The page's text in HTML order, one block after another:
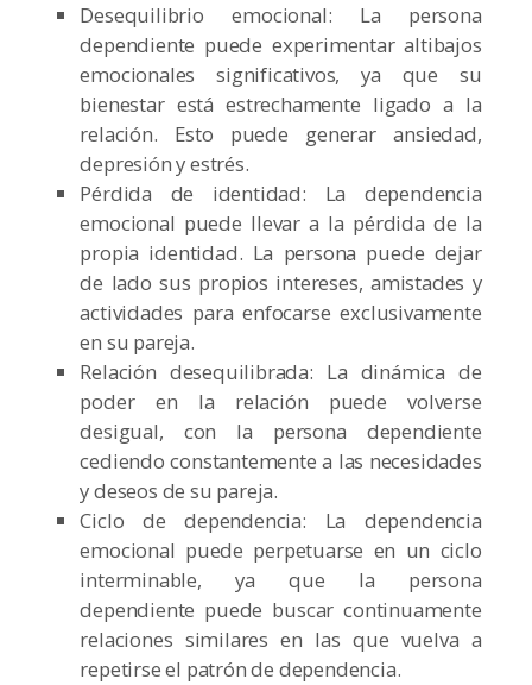
Desequilibrio emocional: La persona
dependiente puede experimentar altibajos
emocionales significativos, ya que su
bienestar está estrechamente ligado a la
relación. Esto puede generar ansiedad,
depresión y estrés.
Pérdida de identidad: La dependencia
emocional puede llevar a la pérdida de la
propia identidad. La persona puede dejar
de lado sus propios intereses, amistades y
actividades para enfocarse exclusivamente
en su pareja.
Relación desequilibrada: La dinámica de
poder en la relación puede volverse
desigual, con la persona dependiente
cediendo constantemente a las necesidades
y deseos de su pareja.
Ciclo de dependencia: La dependencia
emocional puede perpetuarse en un ciclo
interminable, ya que la persona
dependiente puede buscar continuamente
relaciones similares en las que vuelva a
repetirse el patrón de dependencia.